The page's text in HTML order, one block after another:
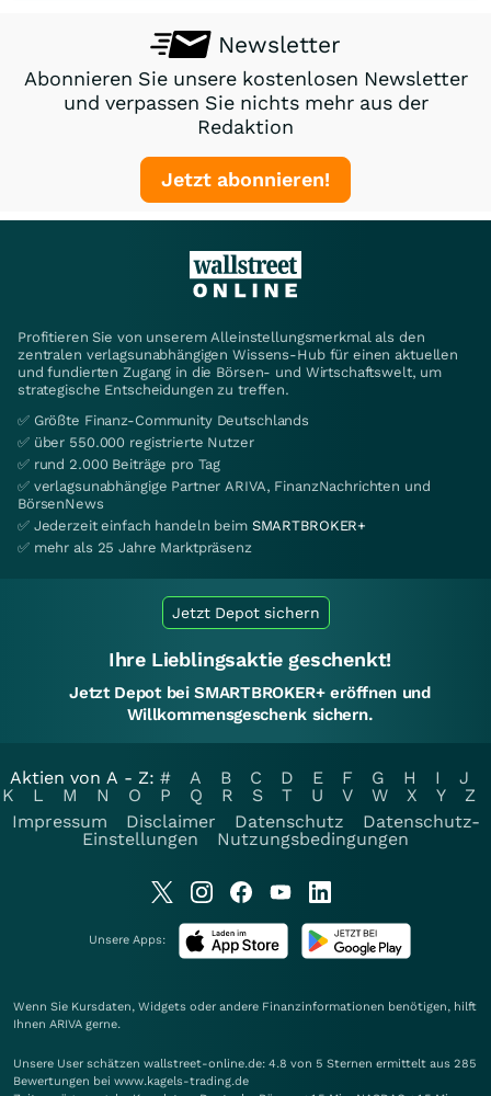
Newsletter
Abonnieren Sie unsere kostenlosen Newsletter
und verpassen Sie nichts mehr aus der
Redaktion
Jetzt abonnieren!
Profitieren Sie von unserem Alleinstellungsmerkmal als den
zentralen verlagsunabhängigen Wissens-Hub für einen aktuellen
und fundierten Zugang in die Börsen- und Wirtschaftswelt, um
strategische Entscheidungen zu treffen.
✅ Größte Finanz-Community Deutschlands
✅ über 550.000 registrierte Nutzer
✅ rund 2.000 Beiträge pro Tag
✅ verlagsunabhängige Partner ARIVA, FinanzNachrichten und
BörsenNews
✅ Jederzeit einfach handeln beim SMARTBROKER+
✅ mehr als 25 Jahre Marktpräsenz
Jetzt Depot sichern
Ihre Lieblingsaktie geschenkt!
Jetzt Depot bei SMARTBROKER+ eröffnen und
Willkommensgeschenk sichern.
Aktien von A - Z: # A B C D E F G H I
J
K
L M N O P Q R S T U V W X Y
Z
Impressum
Disclaimer Datenschutz
Datenschutz-
Einstellungen
Nutzungsbedingungen
Unsere Apps:
Wenn Sie Kursdaten, Widgets oder andere Finanzinformationen benötigen, hilft
Ihnen ARIVA gerne.
Unsere User schätzen wallstreet-online.de: 4.8 von 5 Sternen ermittelt aus 285
Bewertungen bei www.kagels-trading.de